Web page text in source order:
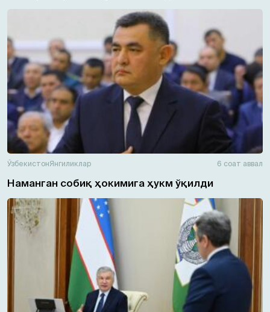
ЎзбекистонЯнгиликлар 6 соат аввал
Наманган собиқ ҳокимига ҳукм ўқилди